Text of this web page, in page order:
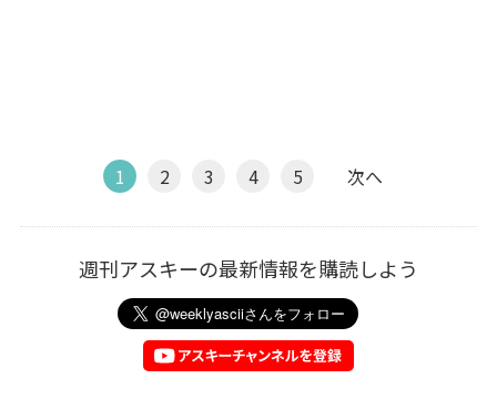
1 2 3 4 5 次へ
週刊アスキーの最新情報を購読しよう